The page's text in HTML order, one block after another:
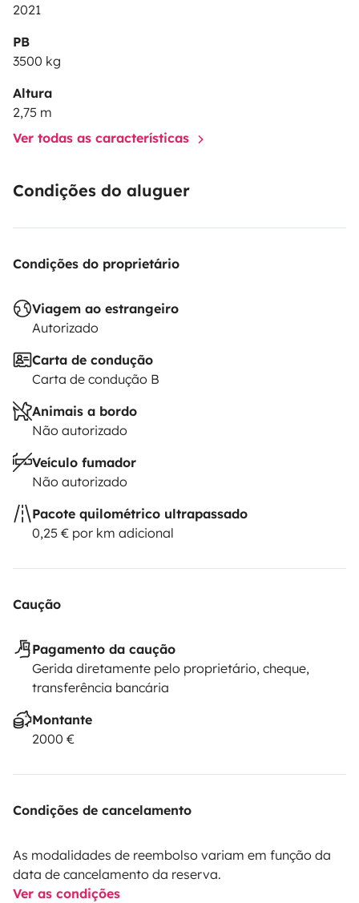
2021
PB
3500 kg
Altura
2,75 m
Ver todas as características
Condições do aluguer
Condições do proprietário
Viagem ao estrangeiro
Autorizado
Carta de condução
Carta de condução B
Animais a bordo
Não autorizado
Veículo fumador
Não autorizado
Pacote quilométrico ultrapassado
0,25 € por km adicional
Caução
Pagamento da caução
Gerida diretamente pelo proprietário, cheque,
transferência bancária
Montante
2000 €
Condições de cancelamento
As modalidades de reembolso variam em função da
data de cancelamento da reserva.
Ver as condições